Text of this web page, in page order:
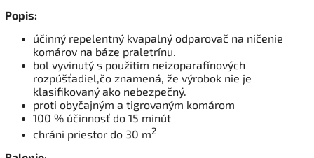
Popis:
účinný repelentný kvapalný odparovač na ničenie
komárov na báze praletrínu.
bol vyvinutý s použitím neizoparafínových
rozpúšťadiel,čo znamená, že výrobok nie je
klasifikovaný ako nebezpečný.
proti obyčajným a tigrovaným komárom
100 % účinnosť do 15 minút
chráni priestor do 30 m2